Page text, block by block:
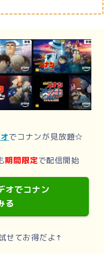
でコナンが見放題☆
期間限定で配信開始
オでコナン
る
せてお得だよ↑